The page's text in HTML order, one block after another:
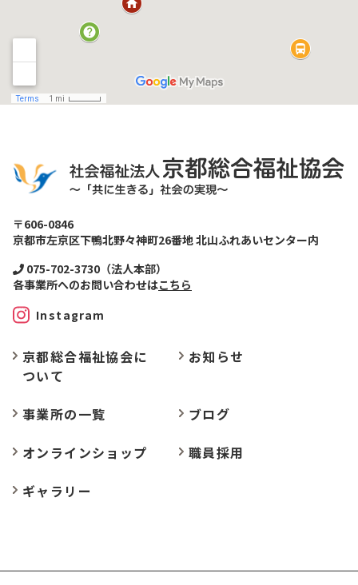
〒606-0846
京都市左京区下鴨北野々神町26番地 北山ふれあいセンター内
075-702-3730（法人本部）
各事業所へのお問い合わせはこちら
Instagram
京都総合福祉協会に
ついて
お知らせ
事業所の一覧
ブログ
オンラインショップ
職員採用
ギャラリー